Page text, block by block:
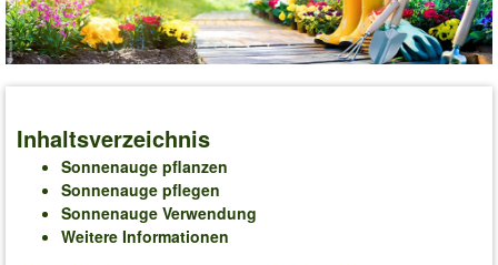
Inhaltsverzeichnis
Sonnenauge pflanzen
Sonnenauge pflegen
Sonnenauge Verwendung
Weitere Informationen